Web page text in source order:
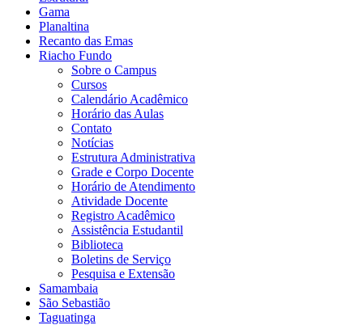
Gama
Planaltina
Recanto das Emas
Riacho Fundo
Sobre o Campus
Cursos
Calendário Acadêmico
Horário das Aulas
Contato
Notícias
Estrutura Administrativa
Grade e Corpo Docente
Horário de Atendimento
Atividade Docente
Registro Acadêmico
Assistência Estudantil
Biblioteca
Boletins de Serviço
Pesquisa e Extensão
Samambaia
São Sebastião
Taguatinga